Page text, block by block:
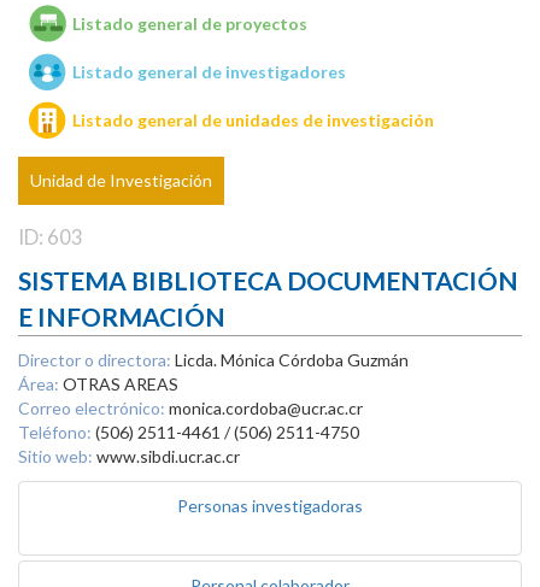
Unidades de investigación
Listado general de proyectos
Listado general de investigadores
Listado general de unidades de investigación
Unidad de Investigación
ID: 603
SISTEMA BIBLIOTECA DOCUMENTACIÓN
E INFORMACIÓN
Director o directora: Licda. Mónica Córdoba Guzmán
Área: OTRAS AREAS
Correo electrónico: monica.cordoba@ucr.ac.cr
Teléfono: (506) 2511-4461 / (506) 2511-4750
Sitio web: www.sibdi.ucr.ac.cr
Personas investigadoras